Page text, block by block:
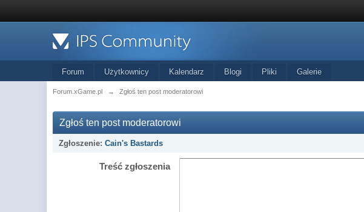
Forum Użytkownicy Kalendarz Blogi Pliki Galerie
Forum.xGame.pl → Zgłoś ten post moderatorowi
Zgłoś ten post moderatorowi
Zgłoszenie:Cain's Bastards
Treść zgłoszenia